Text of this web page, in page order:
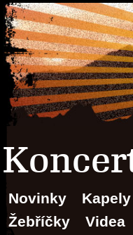
Novinky Kapely
Žebříčky
Videa